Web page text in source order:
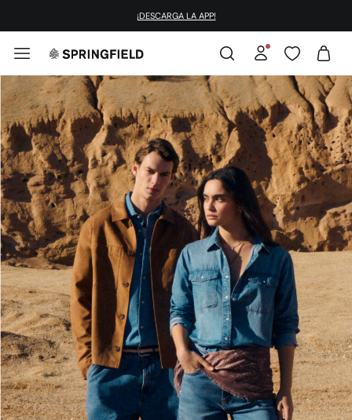
¡DESCARGA LA APP!